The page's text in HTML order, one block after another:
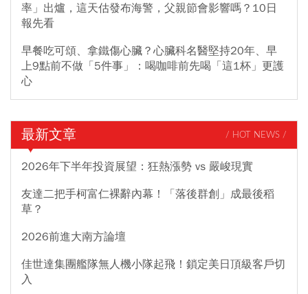
率」出爐，這天估發布海警，父親節會影響嗎？10日
報先看
早餐吃可頌、拿鐵傷心臟？心臟科名醫堅持20年、早
上9點前不做「5件事」：喝咖啡前先喝「這1杯」更護
心
最新文章 / HOT NEWS /
2026年下半年投資展望：狂熱漲勢 vs 嚴峻現實
友達二把手柯富仁裸辭內幕！「落後群創」成最後稻
草？
2026前進大南方論壇
佳世達集團艦隊無人機小隊起飛！鎖定美日頂級客戶切
入